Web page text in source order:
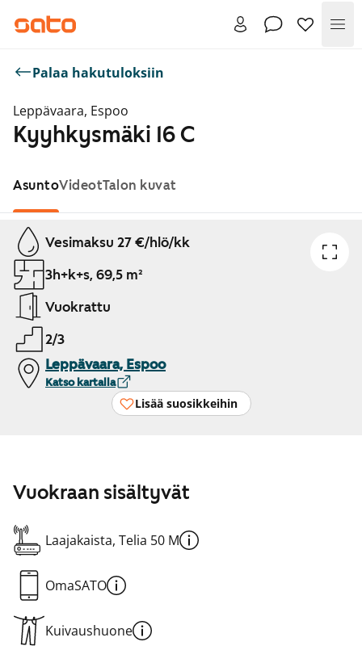
Palaa hakutuloksiin
Leppävaara, Espoo
Kyyhkysmäki 16 C
AsuntoVideotTalon kuvat
Näytetään dia 1 / 1
Vesimaksu 27 €/hlö/kk
3h+k+s, 69,5 m²
Vuokrattu
2/3
Leppävaara, Espoo
Katso kartalla
Lisää suosikkeihin
Vuokraan sisältyvät
Laajakaista, Telia 50 M
OmaSATO
Kuivaushuone